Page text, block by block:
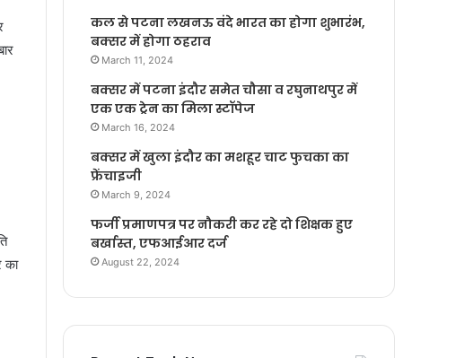
का
कल से पटना लखनऊ वंदे भारत का होगा शुभारंभ,
बक्सर में होगा ठहराव
March 11, 2024
बक्सर में पटना इंदौर समेत चौसा व रघुनाथपुर में
एक एक ट्रेन का मिला स्टॉपेज
March 16, 2024
बक्सर में खुला इंदौर का मशहूर चाट फुचका का
फ्रेंचाइजी
March 9, 2024
फर्जी प्रमाणपत्र पर नौकरी कर रहे दो शिक्षक हुए
बर्खास्त, एफआईआर दर्ज
August 22, 2024